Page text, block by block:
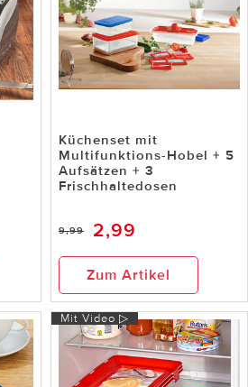
Küchenset mit
Multifunktions-Hobel + 5
Aufsätzen + 3
Frischhaltedosen
9,99 2,99
Zum Artikel
Mit Video ▷